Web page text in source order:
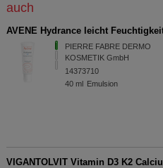
auch
AVENE Hydrance leicht
PIERRE FABRE DERMO
KOSMETIK GmbH
14373710
40 ml Emulsion
VIGANTOLVIT Vitamin D3 K2